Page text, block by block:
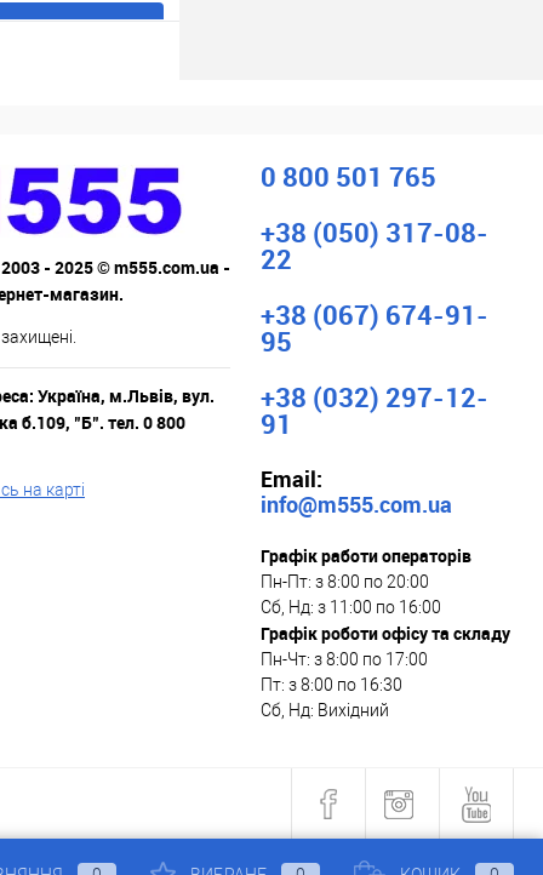
В наявності
- 2025 © m555.com.ua -
магазин.
Україна, м.Львів, вул.
б.109, "Б". тел. 0 800
на карті
0 800 501 765
+38 (050) 317-08-
22
+38 (067) 674-91-
95
+38 (032) 297-12-
91
Email:
info@m555.com.ua
Графік работи операторів
Пн-Пт: з 8:00 по 20:00
Сб, Нд: з 11:00 по 16:00
Графік роботи офісу та складу
Пн-Чт: з 8:00 по 17:00
Пт: з 8:00 по 16:30
Сб, Нд: Вихідний